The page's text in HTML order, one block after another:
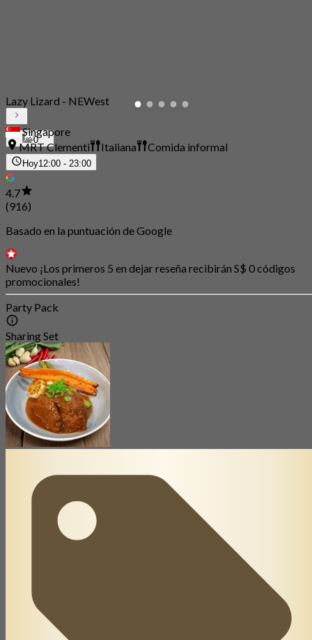
0
Lazy Lizard - NEWest
Singapore
MRT Clementi
Italiana Comida informal
Hoy12:00 - 23:00
4.7
(916)
Basado en la puntuación de Google
Nuevo ¡Los primeros 5 en dejar reseña recibirán S$ 0 códigos
promocionales!
Party Pack
Sharing Set